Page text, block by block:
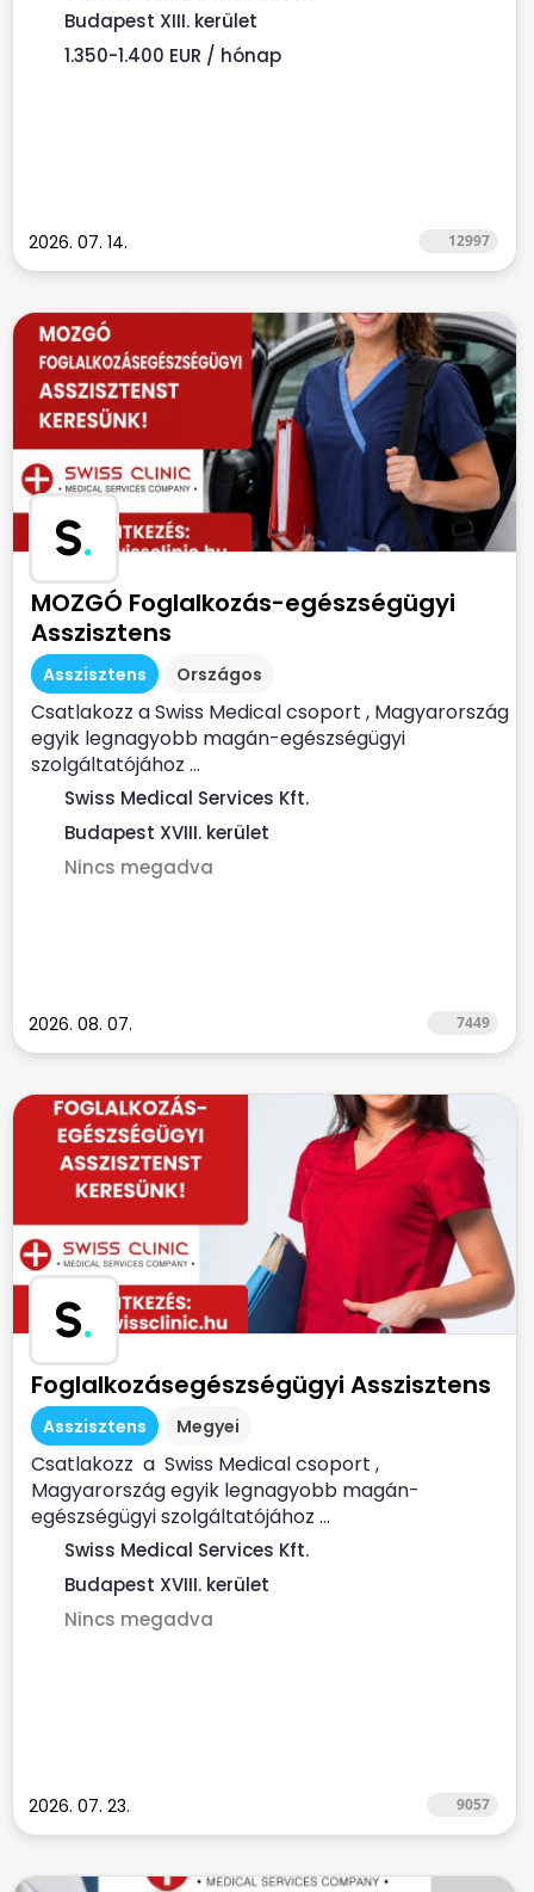
Budapest XIII. kerület
1.350-1.400 EUR / hónap
2026. 07. 14. 12997
S.
MOZGÓ Foglalkozás-egészségügyi
Asszisztens
Asszisztens Országos
Csatlakozz a Swiss Medical csoport , Magyarország
egyik legnagyobb magán-egészségügyi
szolgáltatójához ...
Swiss Medical Services Kft.
Budapest XVIII. kerület
Nincs megadva
2026. 08. 07. 7449
S.
Foglalkozásegészségügyi Asszisztens
Asszisztens Megyei
Csatlakozz a Swiss Medical csoport ,
Magyarország egyik legnagyobb magán-
egészségügyi szolgáltatójához ...
Swiss Medical Services Kft.
Budapest XVIII. kerület
Nincs megadva
2026. 07. 23. 9057